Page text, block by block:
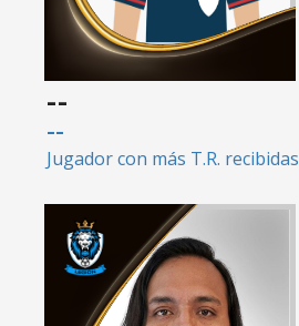
--
--
Jugador con más T.R. recibidas